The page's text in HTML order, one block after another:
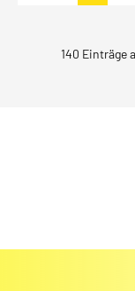
140 Einträge